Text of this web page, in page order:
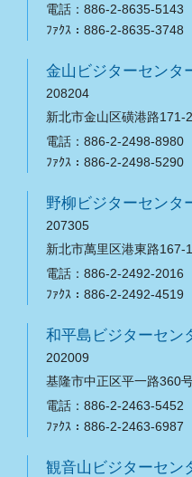
電話：886-2-8635-5143
ﾌｧｸｽ：886-2-8635-3748
金山ビジターセンタ
208204
新北市金山区磺港路171-
電話：886-2-2498-8980
ﾌｧｸｽ：886-2-2498-5290
野柳ビジターセンタ
207305
新北市萬里区港東路167-
電話：886-2-2492-2016
ﾌｧｸｽ：886-2-2492-4519
和平島ビジターセン
202009
基隆市中正区平一路360
電話：886-2-2463-5452
ﾌｧｸｽ：886-2-2463-6987
観音山ビジターセン